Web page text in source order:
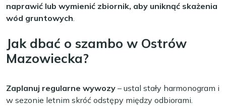
naprawić lub wymienić zbiornik, aby uniknąć skażenia
wód gruntowych.
Jak dbać o szambo w Ostrów
Mazowiecka?
Zaplanuj regularne wywozy – ustal stały harmonogram i
w sezonie letnim skróć odstępy między odbiorami.